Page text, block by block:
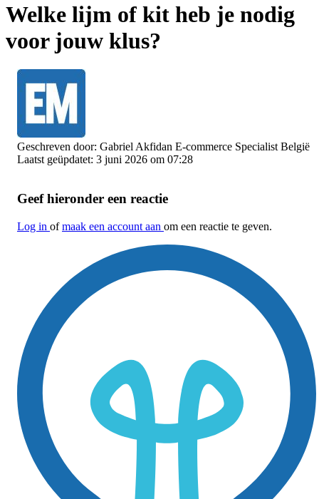
Welke lijm of kit heb je nodig
voor jouw klus?
Geschreven door: Gabriel Akfidan E-commerce Specialist België
Laatst geüpdatet: 3 juni 2026 om 07:28
Geef hieronder een reactie
Log in ofmaak een account aan om een reactie te geven.